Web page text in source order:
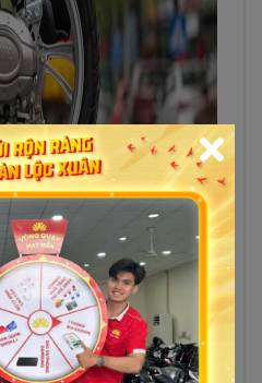
cơ 4 thì 49,5 cc, được
làm mát thông qua
năng đạt công suất